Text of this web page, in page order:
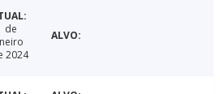
de
2024